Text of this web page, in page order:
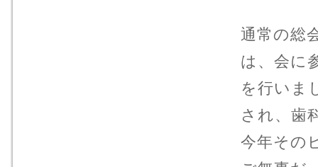
通常の総
は、会に
を行いま
され、歯
今年その